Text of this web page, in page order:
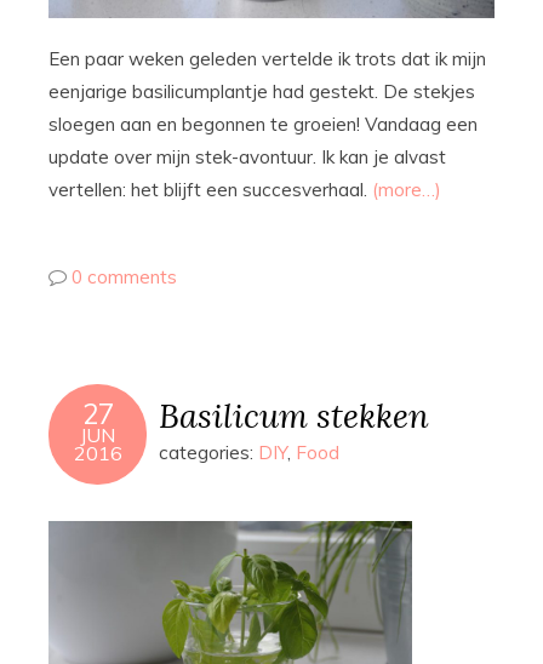
Een paar weken geleden vertelde ik trots dat ik mijn
eenjarige basilicumplantje had gestekt. De stekjes
sloegen aan en begonnen te groeien! Vandaag een
update over mijn stek-avontuur. Ik kan je alvast
vertellen: het blijft een succesverhaal. (more…)
0 comments
27
JUN
2016
Basilicum stekken
categories: DIY, Food